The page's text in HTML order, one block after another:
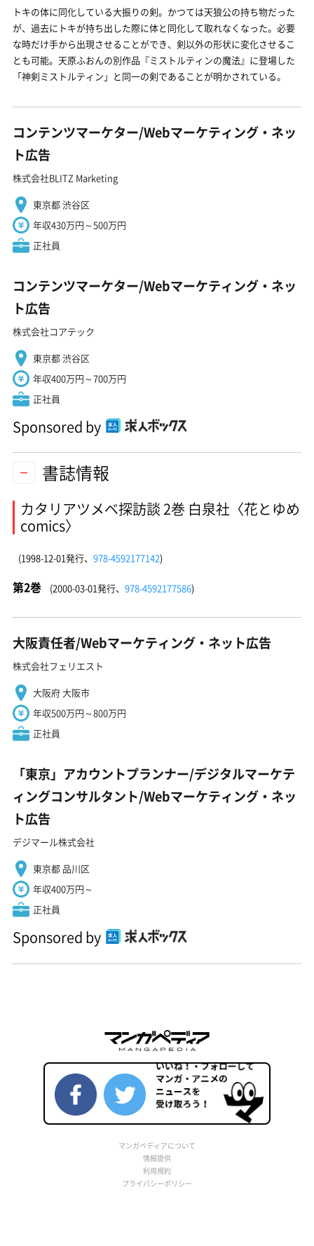
トキの体に同化している大振りの剣。かつては天狼公の持ち物だった
が、過去にトキが持ち出した際に体と同化して取れなくなった。必要
な時だけ手から出現させることができ、剣以外の形状に変化させるこ
とも可能。天原ふおんの別作品『ミストルティンの魔法』に登場した
「神剣ミストルティン」と同一の剣であることが明かされている。
コンテンツマーケター/Webマーケティング・ネッ
ト広告
株式会社BLITZ Marketing
東京都 渋谷区
年収430万円～500万円
正社員
コンテンツマーケター/Webマーケティング・ネッ
ト広告
株式会社コアテック
東京都 渋谷区
年収400万円～700万円
正社員
Sponsored by
書誌情報
カタリアツメベ探訪談 2巻 白泉社〈花とゆめ
comics〉
(1998-12-01発行、 978-4592177142)
第2巻 (2000-03-01発行、 978-4592177586)
大阪責任者/Webマーケティング・ネット広告
株式会社フェリエスト
大阪府 大阪市
年収500万円～800万円
正社員
「東京」アカウントプランナー/デジタルマーケテ
ィングコンサルタント/Webマーケティング・ネッ
ト広告
デジマール株式会社
東京都 品川区
年収400万円～
正社員
Sponsored by
マンガペディアについて
情報提供
利用規約
プライバシーポリシー